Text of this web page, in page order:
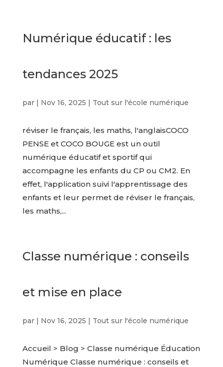
Numérique éducatif : les
tendances 2025
par | Nov 16, 2025 | Tout sur l'école numérique
réviser le français, les maths, l'anglaisCOCO
PENSE et COCO BOUGE est un outil
numérique éducatif et sportif qui
accompagne les enfants du CP ou CM2. En
effet, l'application suivi l'apprentissage des
enfants et leur permet de réviser le français,
les maths,...
Classe numérique : conseils
et mise en place
par | Nov 16, 2025 | Tout sur l'école numérique
Accueil > Blog > Classe numérique Éducation
Numérique Classe numérique : conseils et